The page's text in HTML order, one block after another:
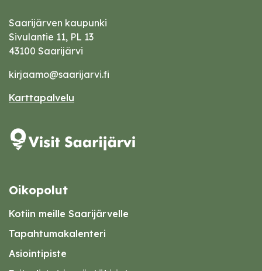
Saarijärven kaupunki
Sivulantie 11, PL 13
43100 Saarijärvi
kirjaamo@saarijarvi.fi
Karttapalvelu
Oikopolut
Kotiin meille Saarijärvelle
Tapahtumakalenteri
Asiointipiste